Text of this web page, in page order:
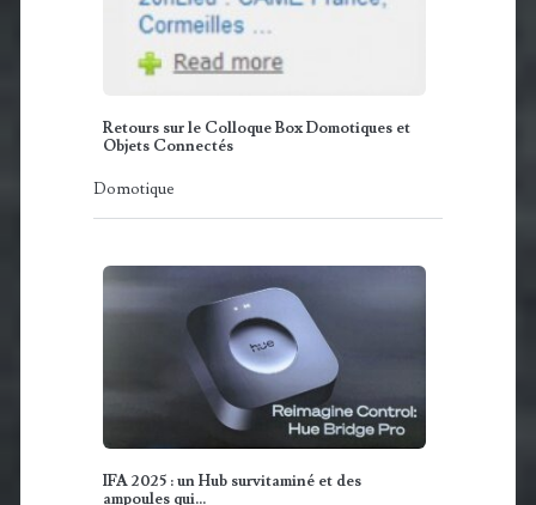
Retours sur le Colloque Box Domotiques et
Objets Connectés
Domotique
IFA 2025 : un Hub survitaminé et des
ampoules qui…